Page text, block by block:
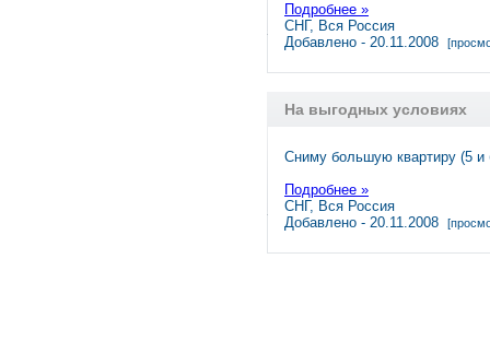
Подробнее »
СНГ, Вся Россия
Добавлено - 20.11.2008
На выгодных условиях
Сниму большую квартиру (5
Подробнее »
СНГ, Вся Россия
Добавлено - 20.11.2008